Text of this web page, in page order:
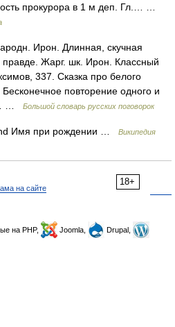
прокурора в 1 м деп. Гл.… …
Ирон. Длинная, скучная
правде. Жарг. шк. Ирон. Классный
337. Сказка про белого
повторение одного и
…
Большой словарь русских поговорок
Имя при рождении … Википедия
18+
на сайте
на PHP, Joomla,
Drupal,